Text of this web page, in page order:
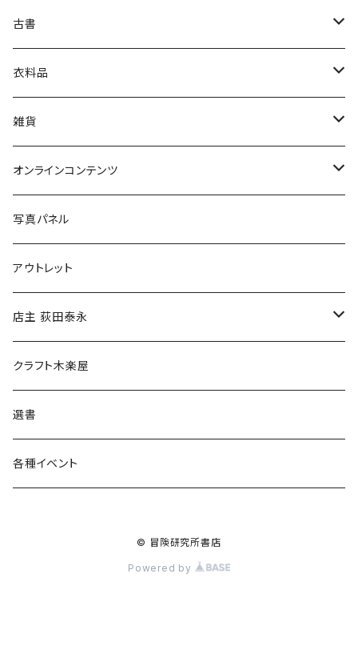
絵本・児童書
娯楽・エンターテインメント
古書
古書セット
美術
衣料品
POLEWARDS
Tシャツ
雑貨
バッグ
ブックカバー
マグカップ
傘
食料品
その他
オンラインコンテンツ
冒険クロストーク
写真パネル
アウトレット
店主 荻田泰永
書籍
ウェア
クラフト木楽屋
選書
各種イベント
© 冒険研究所書店
Powered by